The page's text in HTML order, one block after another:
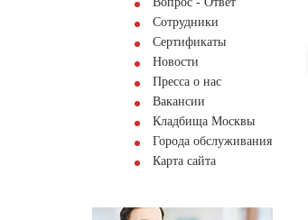
Сотрудники
Сертификаты
Новости
Пресса о нас
Вакансии
Кладбища Москвы
Города обслуживания
Карта сайта